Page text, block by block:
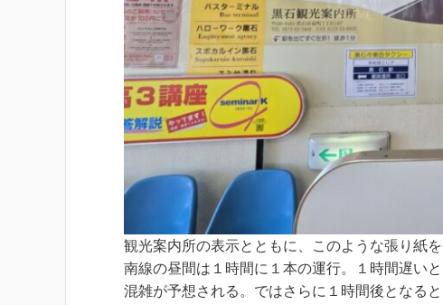
観光案内所の表示とともに、このような張り紙
南線の昼間は１時間に１本の運行。１時間遅い
混雑が予想される。ではさらに１時間後となる